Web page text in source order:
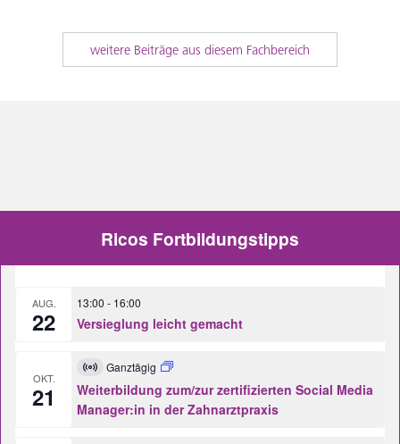
weitere Beiträge aus diesem Fachbereich
Ricos Fortbildungstipps
AUG.
22
13:00 - 16:00
Versieglung leicht gemacht
OKT.
21
Virtuell
Veranstaltung
Ganztägig
Weiterbildung zum/zur zertifizierten Social Media
Manager:in in der Zahnarztpraxis